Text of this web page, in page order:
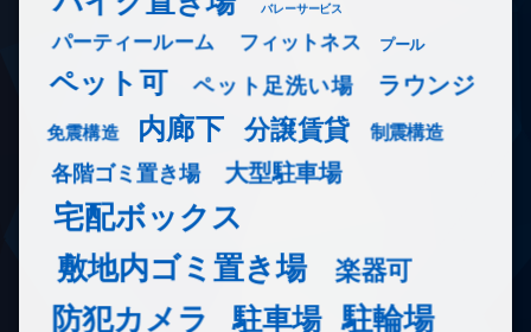
バレーサービス
パーティールーム フィットネス プール
ペット可 ペット足洗い場 ラウンジ
免震構造 内廊下 分譲賃貸 制震構造
各階ゴミ置き場 大型駐車場
宅配ボックス
敷地内ゴミ置き場
楽器可
防犯カメラ 駐車場 駐輪場